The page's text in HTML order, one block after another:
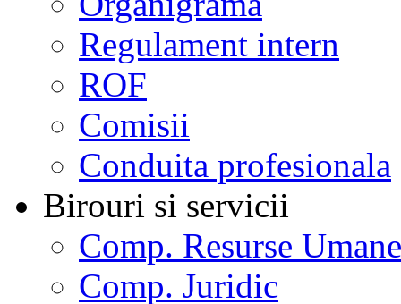
Regulament intern
ROF
Comisii
Conduita profesionala
Birouri si servicii
Comp. Resurse Umane
Comp. Juridic